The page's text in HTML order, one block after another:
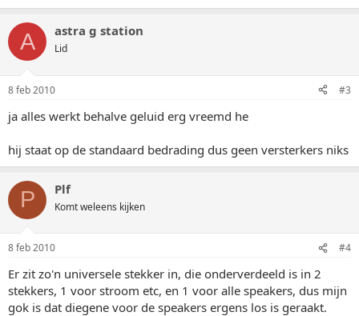
A astra g station
Lid
8 feb 2010 #3
ja alles werkt behalve geluid erg vreemd he
hij staat op de standaard bedrading dus geen versterkers niks
P Plf
Komt weleens kijken
8 feb 2010 #4
Er zit zo'n universele stekker in, die onderverdeeld is in 2
stekkers, 1 voor stroom etc, en 1 voor alle speakers, dus mijn
gok is dat diegene voor de speakers ergens los is geraakt.